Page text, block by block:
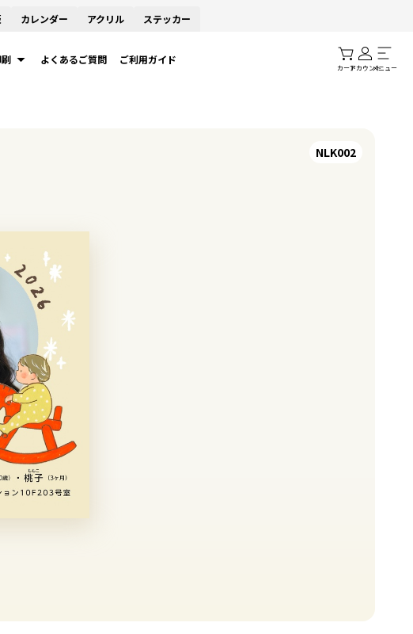
カレンダー アクリル ステッカー
よくあるご質問 ご利用ガイド
カートアカウントメニュー
NLK002